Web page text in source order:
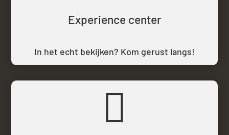
Experience center
In het echt bekijken? Kom gerust langs!
